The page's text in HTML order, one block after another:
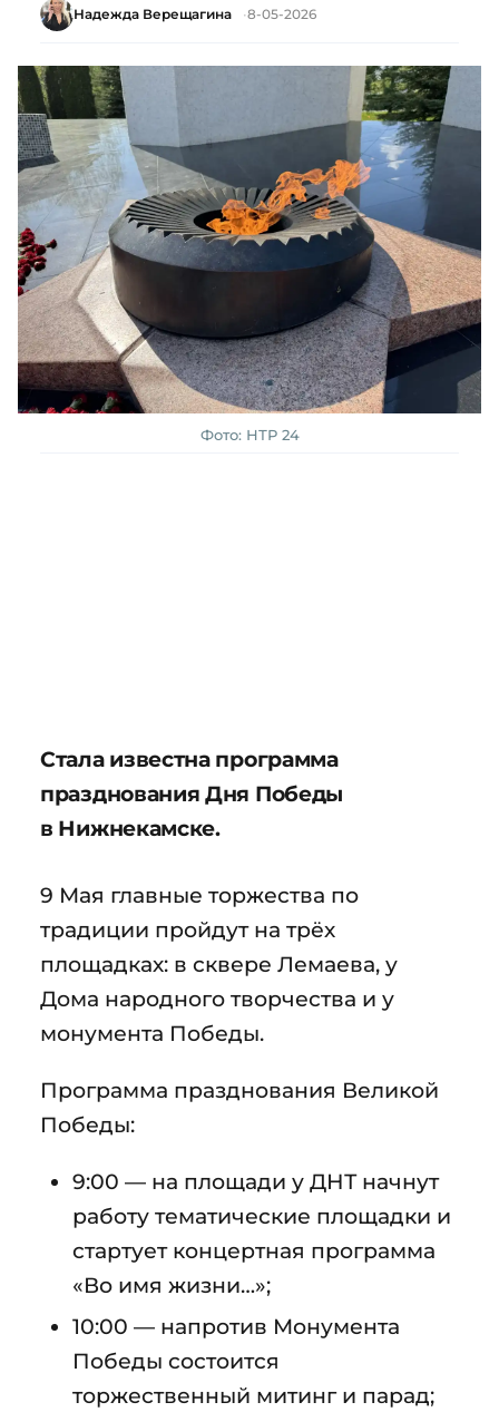
Надежда Верещагина 8-05-2026
Фото: НТР 24
Стала известна программа
празднования Дня Победы
в Нижнекамске.
9 Мая главные торжества по
традиции пройдут на трёх
площадках: в сквере Лемаева, у
Дома народного творчества и у
монумента Победы.
Программа празднования Великой
Победы:
9:00 — на площади у ДНТ начнут
работу тематические площадки и
стартует концертная программа
«Во имя жизни…»;
10:00 — напротив Монумента
Победы состоится
торжественный митинг и парад;